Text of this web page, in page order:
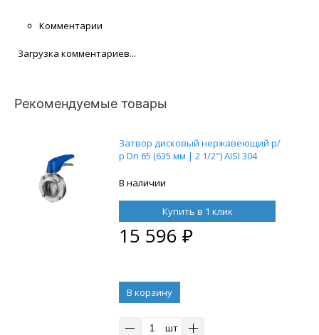
Комментарии
Загрузка комментариев...
Рекомендуемые товары
Затвор дисковый нержавеющий р/
р Dn 65 (635 мм | 2 1/2") AISI 304
В наличии
Купить в 1 клик
15 596 ₽
В корзину
шт